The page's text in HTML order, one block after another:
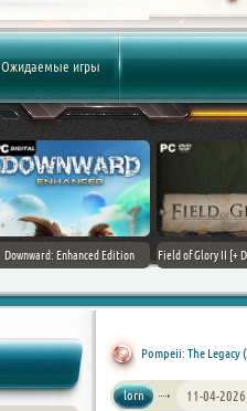
Ожидаемые игры
Downward: Enhanced Edition
Field of Glory II [+
Pompeii: The Legacy
lorn 11-04-